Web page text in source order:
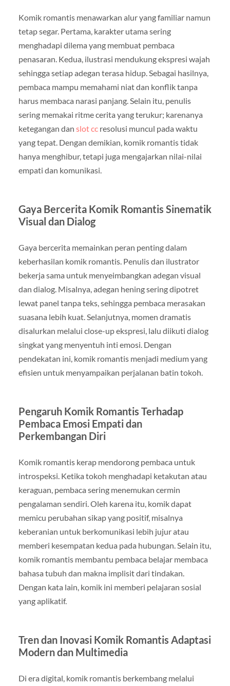
Komik romantis menawarkan alur yang familiar namun
tetap segar. Pertama, karakter utama sering
menghadapi dilema yang membuat pembaca
penasaran. Kedua, ilustrasi mendukung ekspresi wajah
sehingga setiap adegan terasa hidup. Sebagai hasilnya,
pembaca mampu memahami niat dan konflik tanpa
harus membaca narasi panjang. Selain itu, penulis
sering memakai ritme cerita yang terukur; karenanya
ketegangan dan slot ccresolusi muncul pada waktu
yang tepat. Dengan demikian, komik romantis tidak
hanya menghibur, tetapi juga mengajarkan nilai-nilai
empati dan komunikasi.
Gaya Bercerita Komik Romantis Sinematik
Visual dan Dialog
Gaya bercerita memainkan peran penting dalam
keberhasilan komik romantis. Penulis dan ilustrator
bekerja sama untuk menyeimbangkan adegan visual
dan dialog. Misalnya, adegan hening sering dipotret
lewat panel tanpa teks, sehingga pembaca merasakan
suasana lebih kuat. Selanjutnya, momen dramatis
disalurkan melalui close-up ekspresi, lalu diikuti dialog
singkat yang menyentuh inti emosi. Dengan
pendekatan ini, komik romantis menjadi medium yang
efisien untuk menyampaikan perjalanan batin tokoh.
Pengaruh Komik Romantis Terhadap
Pembaca Emosi Empati dan
Perkembangan Diri
Komik romantis kerap mendorong pembaca untuk
introspeksi. Ketika tokoh menghadapi ketakutan atau
keraguan, pembaca sering menemukan cermin
pengalaman sendiri. Oleh karena itu, komik dapat
memicu perubahan sikap yang positif, misalnya
keberanian untuk berkomunikasi lebih jujur atau
memberi kesempatan kedua pada hubungan. Selain itu,
komik romantis membantu pembaca belajar membaca
bahasa tubuh dan makna implisit dari tindakan.
Dengan kata lain, komik ini memberi pelajaran sosial
yang aplikatif.
Tren dan Inovasi Komik Romantis Adaptasi
Modern dan Multimedia
Di era digital, komik romantis berkembang melalui